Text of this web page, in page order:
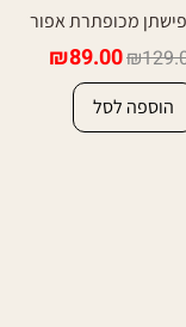
מכופתרת אפור
₪
₪89.00
הוספה לסל